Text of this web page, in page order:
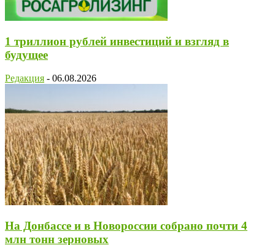
1 триллион рублей инвестиций и взгляд в
будущее
Редакция - 06.08.2026
На Донбассе и в Новороссии собрано почти 4
млн тонн зерновых